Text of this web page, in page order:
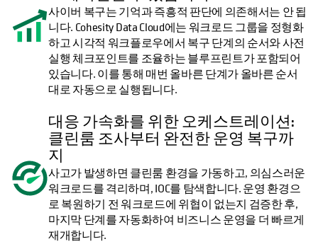
사이버 복구는 기억과 즉흥적 판단에 의존해서는 안 됩
니다. Cohesity Data Cloud에는 워크로드 그룹을 정형화
하고 시각적 워크플로우에서 복구 단계의 순서와 사전
실행 체크포인트를 조율하는 블루프린트가 포함되어
있습니다. 이를 통해 매번 올바른 단계가 올바른 순서
대로 자동으로 실행됩니다.
대응 가속화를 위한 오케스트레이션:
클린룸 조사부터 완전한 운영 복구까
지
사고가 발생하면 클린룸 환경을 가동하고, 의심스러운
워크로드를 격리하며, IOC를 탐색합니다. 운영 환경으
로 복원하기 전 워크로드에 위협이 없는지 검증한 후,
마지막 단계를 자동화하여 비즈니스 운영을 더 빠르게
재개합니다.